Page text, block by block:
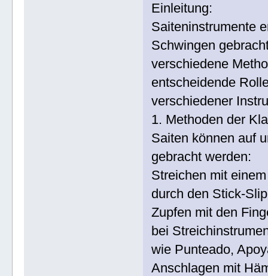
Einleitung:
Saiteninstrumente
Schwingen
verschiedene
entscheidende
verschiedener
1. Methoden der
Saiten können auf
gebracht werden:
Streichen mit
durch den Stick-
Zupfen mit den
bei
wie Punteado,
Anschlagen mit